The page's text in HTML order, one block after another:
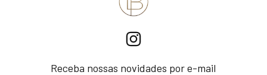
Receba nossas novidades por e-mail